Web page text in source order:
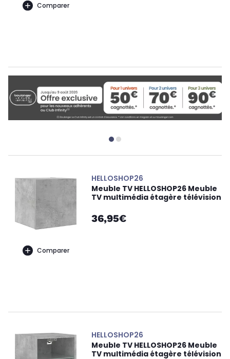
Comparer
Comparer
HELLOSHOP26
Meuble TV HELLOSHOP26 Meuble
TV multimédia étagère télévision
36,95€
HELLOSHOP26
Meuble TV HELLOSHOP26 Meuble
TV multimédia étagère télévision